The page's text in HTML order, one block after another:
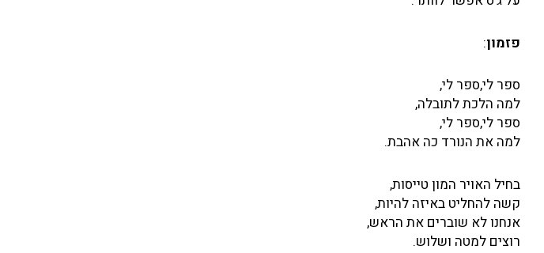
פזמון:
ספר לי,ספר לי,
למה הלכת לתובלה,
ספר לי,ספר לי,
למה את הנורד כה אהבת.
בחיל האויר המון טייסות,
קשה להחליט באיזה להיות,
אנחנו לא שוברים את הראש,
רוצים למטה ושלוש.